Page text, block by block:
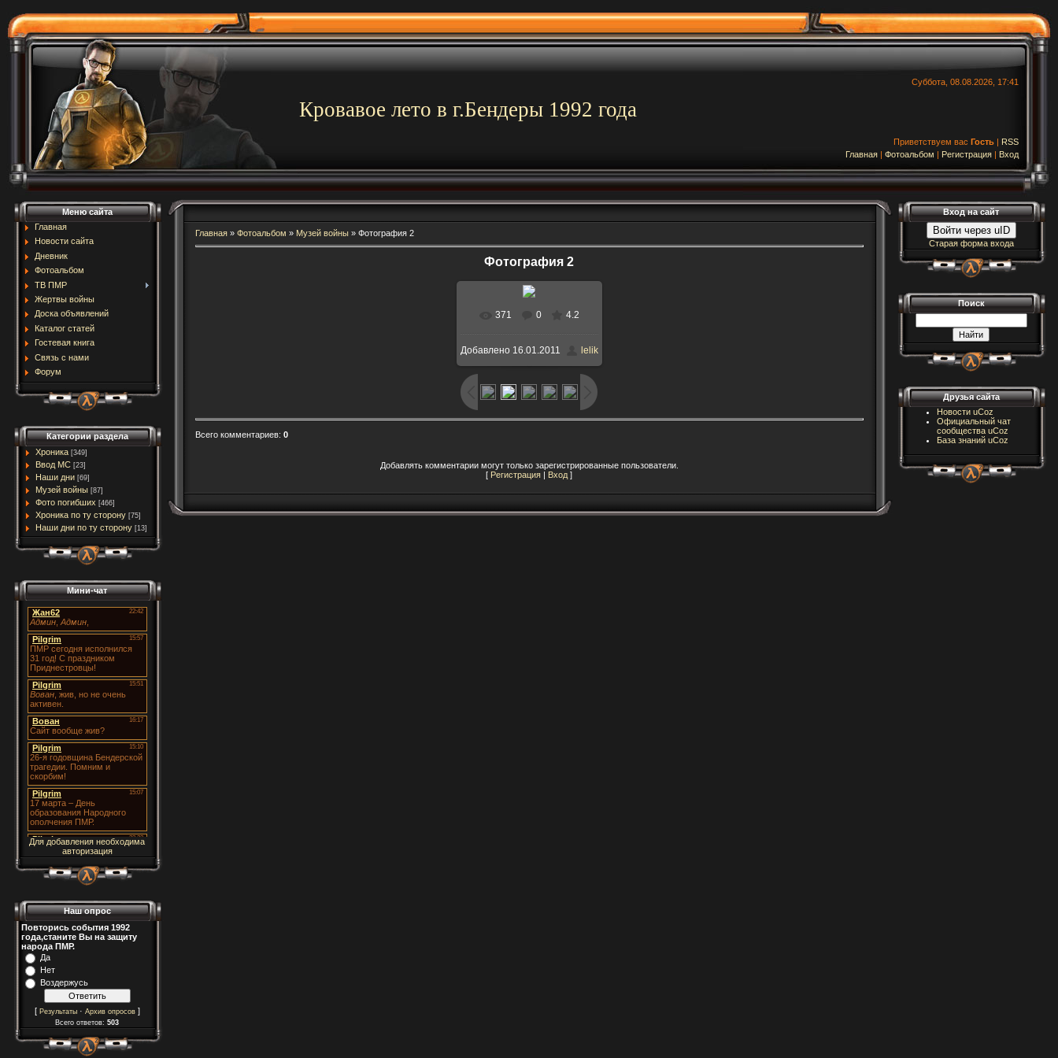
Суббота, 08.08.2026, 17:41
Кровавое лето в г.Бендеры 1992 года
Приветствуем вас Гость | RSS
Главная | Фотоальбом | Регистрация | Вход
Меню сайта
Главная
Новости сайта
Дневник
Фотоальбом
ТВ ПМР
Жертвы войны
Доска объявлений
Каталог статей
Гостевая книга
Связь с нами
Форум
Категории раздела
Хроника [349]
Ввод МC [23]
Наши дни [69]
Музей войны [87]
Фото погибших [466]
Хроника по ту сторону [75]
Наши дни по ту сторону [13]
Мини-чат
Для добавления необходима
авторизация
Наш опрос
Повторись события 1992
года,станите Вы на защиту
народа ПМР.
Да
Нет
Воздержусь
[ Результаты· Архив опросов]
Всего ответов: 503
Главная » Фотоальбом » Музей войны » Фотография 2
Фотография 2
В реальном размере
1125x1500/ 141.1Kb
371 0 4.2
Добавлено16.01.2011 lelik
Всего комментариев: 0
Добавлять комментарии могут только зарегистрированные пользователи.
[ Регистрация | Вход ]
Вход на сайт
Войти через uID
Старая форма входа
Поиск
Друзья сайта
Новости uCoz
Официальный чат
сообщества uCoz
База знаний uCoz